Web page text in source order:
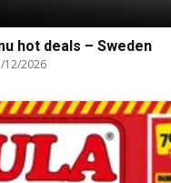
hot deals – Sweden
12/2026